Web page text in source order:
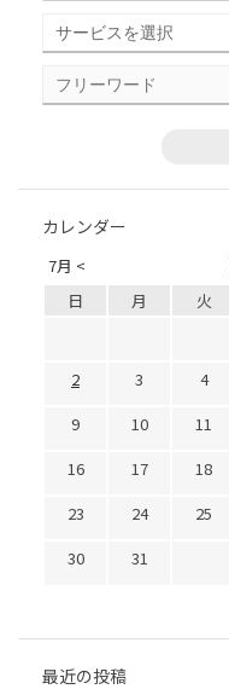
カレンダー
7月 <
日 月 火
2
3 4
9
10 11
16
17 18
23
24 25
30
31
最近の投稿